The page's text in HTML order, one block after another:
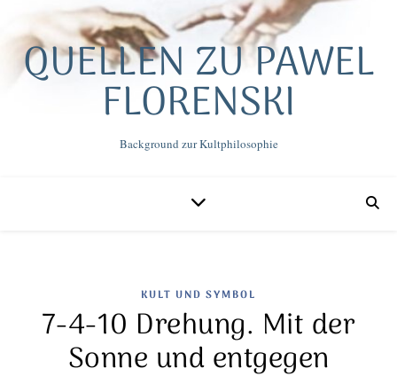
QUELLEN ZU PAWEL
FLORENSKI
Background zur Kultphilosophie
KULT UND SYMBOL
7-4-10 Drehung. Mit der
Sonne und entgegen